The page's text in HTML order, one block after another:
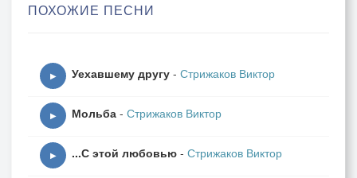
Матушка милая, кто ж теперь свяжет
И на морозе - щёчки румяные...
Что ж ты наделала, Смерть окаянная...
ПОХОЖИЕ ПЕСНИ
▶ Уехавшему другу - Стрижаков Виктор
▶ Мольба - Стрижаков Виктор
▶ ...С этой любовью - Стрижаков Виктор